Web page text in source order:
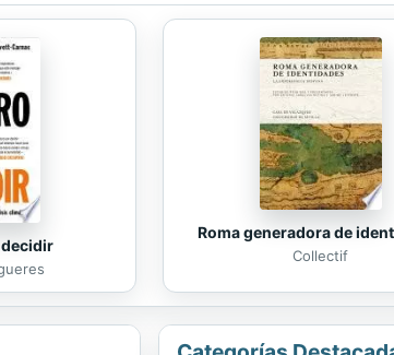
Roma generadora de
Collectif